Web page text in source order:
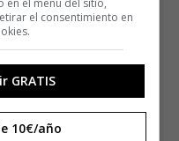
en el menú del sitio,
el consentimiento en
GRATIS
10€/año